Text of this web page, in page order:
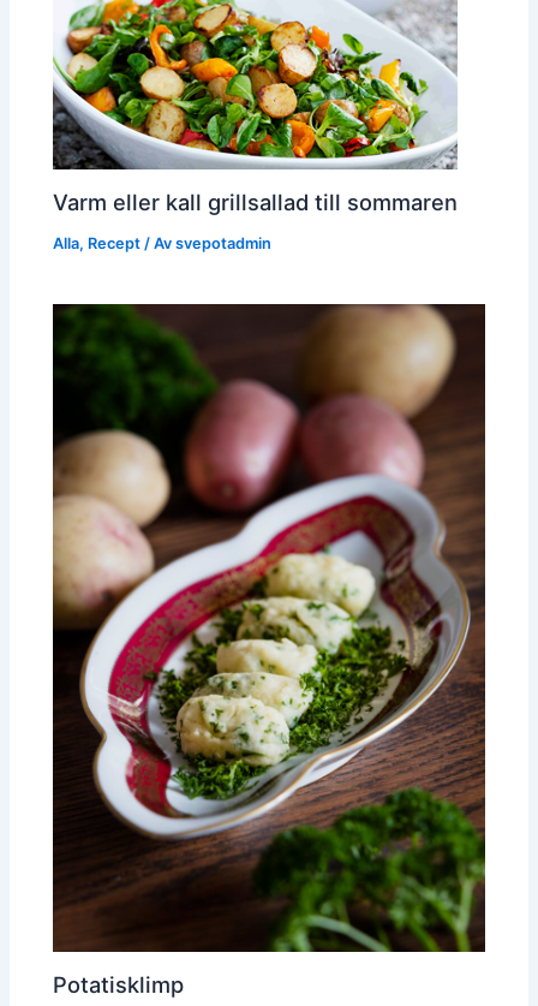
Varm eller kall grillsallad till sommaren
Alla, Recept / Avsvepotadmin
Potatisklimp